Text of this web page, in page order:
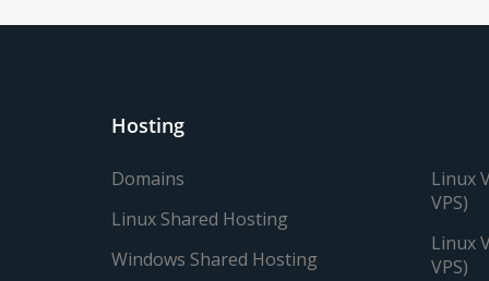
Hosting
Domains
Linux Shared Hosting
Windows Shared Hosting
Linux
VPS)
Linux
VPS)